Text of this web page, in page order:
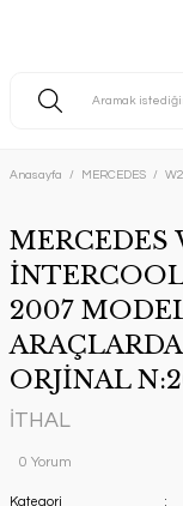
Anasayfa MERCEDES
MERCEDES
2007
ORJİNAL
İTHAL
0 Yorum
Kategori